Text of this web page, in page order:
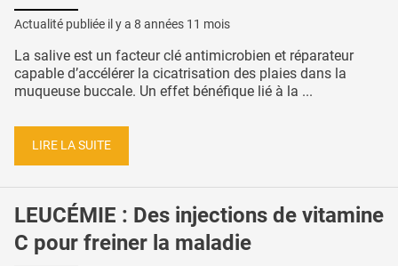
Actualité publiée il y a 8 années 11 mois
La salive est un facteur clé antimicrobien et réparateur
capable d’accélérer la cicatrisation des plaies dans la
muqueuse buccale. Un effet bénéfique lié à la ...
LIRE LA SUITE
LEUCÉMIE : Des injections de vitamine
C pour freiner la maladie